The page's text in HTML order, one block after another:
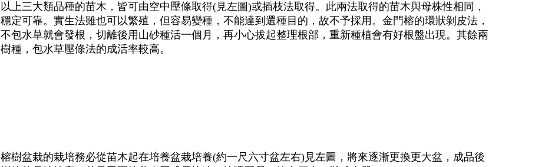
以上三大類品種的苗木，皆可由空中壓條取得(見左圖)或插枝法取得。此兩法取得的苗木與母株性相同，
穩定可靠。實生法雖也可以繁殖，但容易變種，不能達到選種目的，故不予採用。金門榕的環狀剝皮法，
不包水草就會發根，切離後用山砂種活一個月，再小心拔起整理根部，重新種植會有好根盤出現。其餘兩
樹種，包水草壓條法的成活率較高。
榕樹盆栽的栽培務必從苗木起在培養盆栽培養(約一尺六寸盆左右)見左圖，將來逐漸更換更大盆，成品後